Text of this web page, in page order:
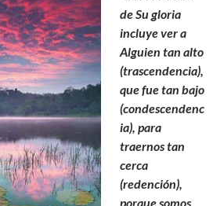
de Su gloria
incluye ver a
Alguien tan alto
(trascendencia),
que fue tan bajo
(condescendenc
ia), para
traernos tan
cerca
(redención),
porque somos